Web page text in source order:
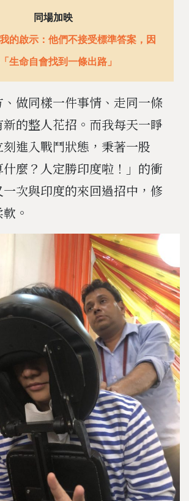
同場加映
的啟示：他們不接受標準答案，因
生命自會找到一條出路」
做同樣一件事情、走同一條
的整人花招。而我每天一睜
進入戰鬥狀態，秉著一股
什麼？人定勝印度啦！」的衝
次與印度的來回過招中，修
。